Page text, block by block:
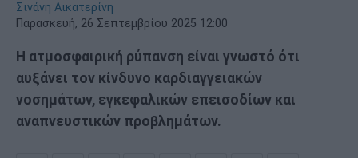
Σινάνη Αικατερίνη
Παρασκευή, 26 Σεπτεμβρίου 2025 12:00
Η ατμοσφαιρική ρύπανση είναι γνωστό ότι
αυξάνει τον κίνδυνο καρδιαγγειακών
νοσημάτων, εγκεφαλικών επεισοδίων και
αναπνευστικών προβλημάτων.